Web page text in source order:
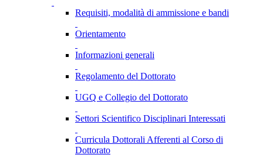
Requisiti, modalità di ammissione e bandi
Orientamento
Informazioni generali
Regolamento del Dottorato
UGQ e Collegio del Dottorato
Settori Scientifico Disciplinari Interessati
Curricula Dottorali Afferenti al Corso di
Dottorato